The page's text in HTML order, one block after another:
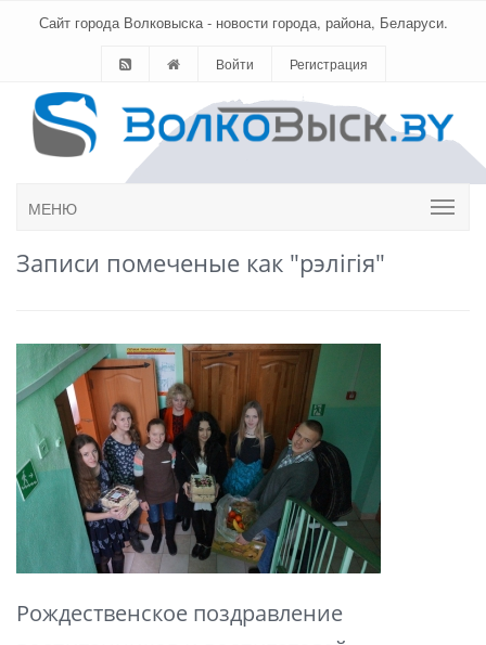
Сайт города Волковыска - новости города, района, Беларуси.
Войти Регистрация
МЕНЮ
Записи помеченые как "рэлігія"
Рождественское поздравление